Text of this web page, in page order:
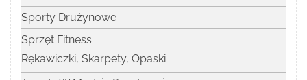
Sporty Drużynowe
Sprzęt Fitness
Rękawiczki, Skarpety, Opaski.